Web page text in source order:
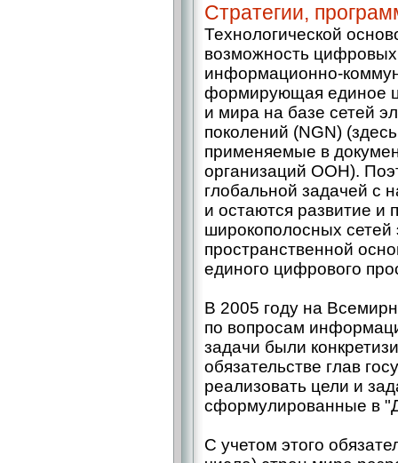
Стратегии,
Технологической
возможность
информационно-
формирующая единое
и мира на базе сетей
поколений (NGN)
применяемые в
организаций ООН).
глобальной задачей с
и остаются развитие и
широкополосных сетей
пространственной
единого цифрового
В 2005 году на
по вопросам
задачи были
обязательстве глав
реализовать цели и
сформулированные в
С учетом этого